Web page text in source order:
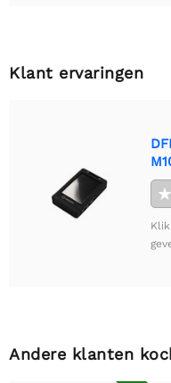
Klant ervaringen
★
Andere klanten